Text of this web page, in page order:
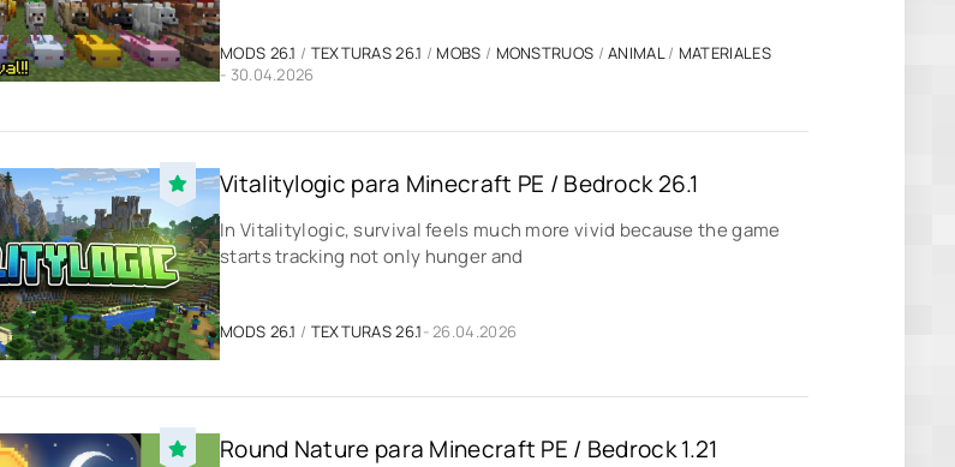
MODS 26.1 / TEXTURAS 26.1 / MOBS / MONSTRUOS /ANIMAL/ MATERIALES
- 30.04.2026
Vitalitylogic para Minecraft PE / Bedrock 26.1
In Vitalitylogic, survival feels much more vivid because the game
starts tracking not only hunger and
MODS 26.1 / TEXTURAS 26.1- 26.04.2026
Round Nature para Minecraft PE / Bedrock 1.21